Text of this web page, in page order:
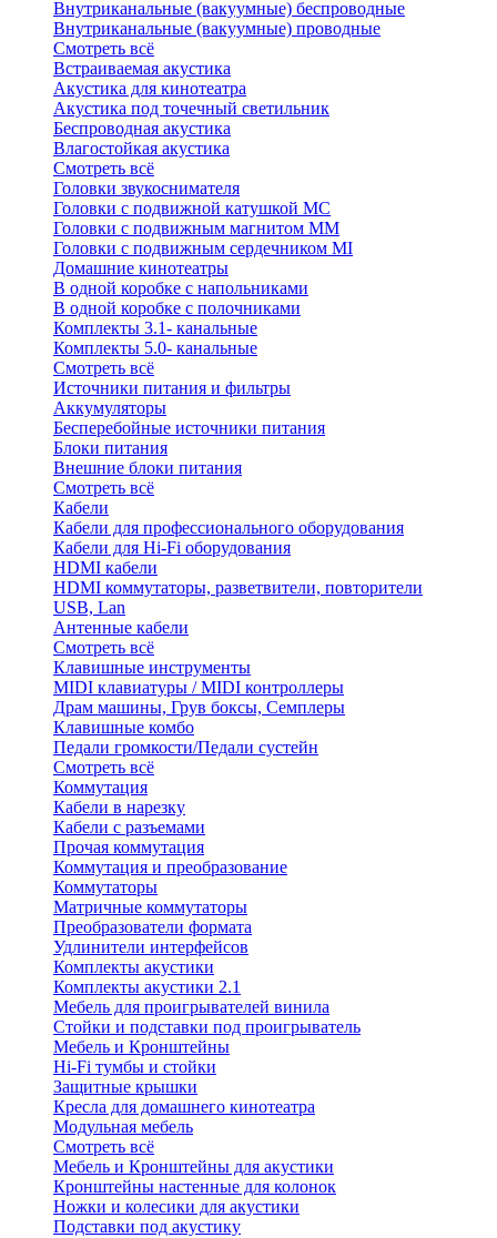
Внутриканальные (вакуумные) беспроводные
Внутриканальные (вакуумные) проводные
Смотреть всё
Встраиваемая акустика
Акустика для кинотеатра
Акустика под точечный светильник
Беспроводная акустика
Влагостойкая акустика
Смотреть всё
Головки звукоснимателя
Головки с подвижной катушкой MC
Головки с подвижным магнитом ММ
Головки с подвижным сердечником MI
Домашние кинотеатры
В одной коробке с напольниками
В одной коробке с полочниками
Комплекты 3.1- канальные
Комплекты 5.0- канальные
Смотреть всё
Источники питания и фильтры
Аккумуляторы
Бесперебойные источники питания
Блоки питания
Внешние блоки питания
Смотреть всё
Кабели
Кабели для профессионального оборудования
Кабели для Hi-Fi оборудования
HDMI кабели
HDMI коммутаторы, разветвители, повторители
USB, Lan
Антенные кабели
Смотреть всё
Клавишные инструменты
MIDI клавиатуры / MIDI контроллеры
Драм машины, Грув боксы, Семплеры
Клавишные комбо
Педали громкости/Педали сустейн
Смотреть всё
Коммутация
Кабели в нарезку
Кабели с разъемами
Прочая коммутация
Коммутация и преобразование
Коммутаторы
Матричные коммутаторы
Преобразователи формата
Удлинители интерфейсов
Комплекты акустики
Комплекты акустики 2.1
Мебель для проигрывателей винила
Стойки и подставки под проигрыватель
Мебель и Кронштейны
Hi-Fi тумбы и стойки
Защитные крышки
Кресла для домашнего кинотеатра
Модульная мебель
Смотреть всё
Мебель и Кронштейны для акустики
Кронштейны настенные для колонок
Ножки и колесики для акустики
Подставки под акустику